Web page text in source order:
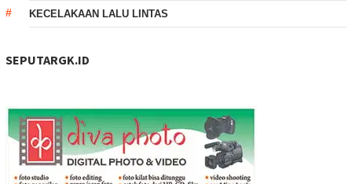
KECELAKAAN LALU LINTAS
SEPUTARGK.ID